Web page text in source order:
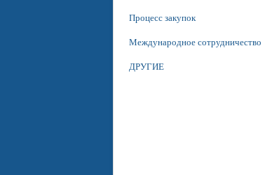
Процесс закупок
Международное сотрудничество
ДРУГИЕ